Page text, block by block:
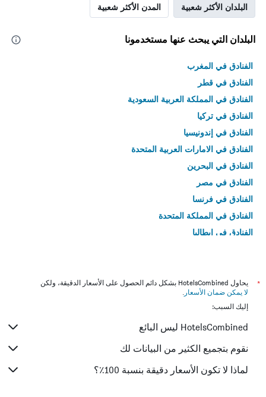
البلدان الأكثر شعبية المدن الأكثر شعبية
البلدان التي يبحث عنها مستخدمونا
الفنادق في المغرب
الفنادق في قطر
الفنادق في المملكة العربية السعودية
الفنادق في تركيا
الفنادق في إندونيسيا
الفنادق في الامارات العربية المتحدة
الفنادق في البحرين
الفنادق في مصر
الفنادق في فرنسا
الفنادق في المملكة المتحدة
الفنادق في إيطاليا
*
يحاول HotelsCombined بشكل دائم الحصول على الأسعار الدقيقة، ولكن
لا يمكن ضمان الأسعار .
إليك السبب:
HotelsCombined ليس البائع
نقوم بتجميع الكثير من البيانات لك
لماذا لا تكون الأسعار دقيقة بنسبة 100٪؟